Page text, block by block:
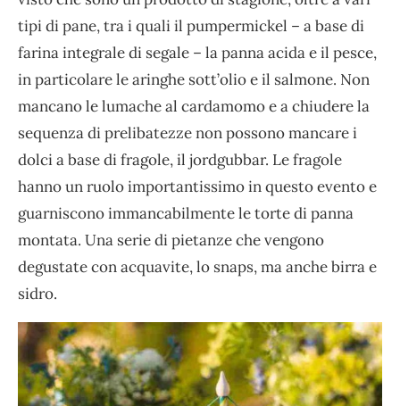
tipi di pane, tra i quali il pumpermickel – a base di
farina integrale di segale – la panna acida e il pesce,
in particolare le aringhe sott’olio e il salmone. Non
mancano le lumache al cardamomo e a chiudere la
sequenza di prelibatezze non possono mancare i
dolci a base di fragole, il jordgubbar. Le fragole
hanno un ruolo importantissimo in questo evento e
guarniscono immancabilmente le torte di panna
montata. Una serie di pietanze che vengono
degustate con acquavite, lo snaps, ma anche birra e
sidro.